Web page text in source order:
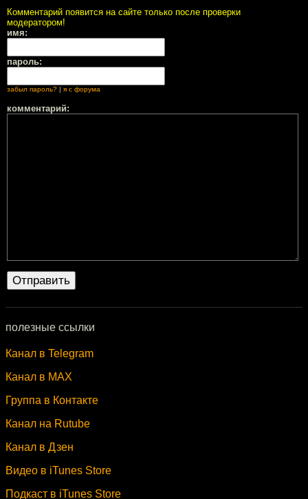
Комментарий появится на сайте только после проверки
модератором!
имя:
пароль:
забыл пароль? я с форума
комментарий:
полезные ссылки
Канал в Telegram
Канал в MAX
Группа в Контакте
Канал на Rutube
Канал в Дзен
Видео в iTunes Store
Подкаст в iTunes Store